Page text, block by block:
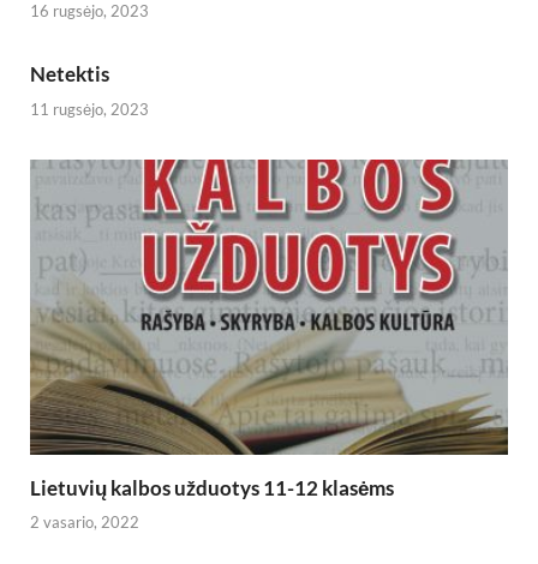
16 rugsėjo, 2023
Netektis
11 rugsėjo, 2023
Lietuvių kalbos užduotys 11-12 klasėms
2 vasario, 2022